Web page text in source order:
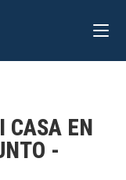
CASA EN
-